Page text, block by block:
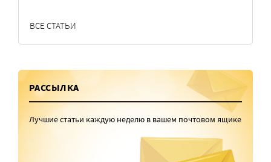
ВСЕ СТАТЬИ
РАССЫЛКА
Лучшие статьи каждую неделю в вашем почтовом ящике